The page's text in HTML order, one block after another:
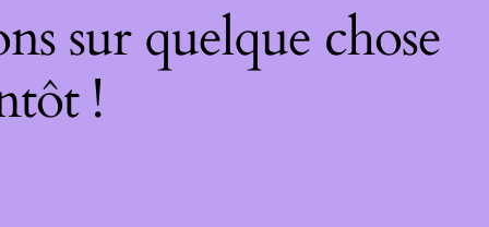
sur quelque chose
!